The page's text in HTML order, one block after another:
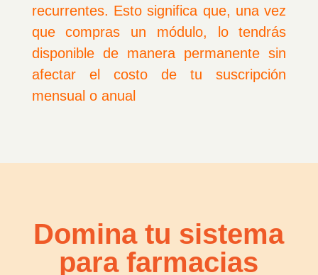
recurrentes. Esto significa que, una vez
que compras un módulo, lo tendrás
disponible de manera permanente sin
afectar el costo de tu suscripción
mensual o anual
Domina tu sistema
para farmacias